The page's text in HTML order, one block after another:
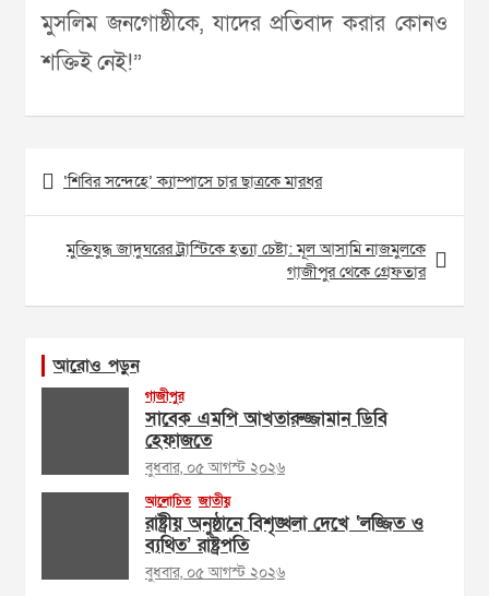
মুসলিম জনগোষ্ঠীকে, যাদের প্রতিবাদ করার কোনও
শক্তিই নেই!”
Post
navigation
‘শিবির সন্দেহে’ ক্যাম্পাসে চার ছাত্রকে মারধর
মুক্তিযুদ্ধ জাদুঘরের ট্রাস্টিকে হত্যা চেষ্টা: মূল আসামি নাজমুলকে
গাজীপুর থেকে গ্রেফতার
আরোও পড়ুন
গাজীপুর
সাবেক এমপি আখতারুজ্জামান ডিবি
হেফাজতে
বুধবার, ০৫ আগস্ট ২০২৬
আলোচিত জাতীয়
রাষ্ট্রীয় অনুষ্ঠানে বিশৃঙ্খলা দেখে ‘লজ্জিত ও
ব্যথিত’ রাষ্ট্রপতি
বুধবার, ০৫ আগস্ট ২০২৬